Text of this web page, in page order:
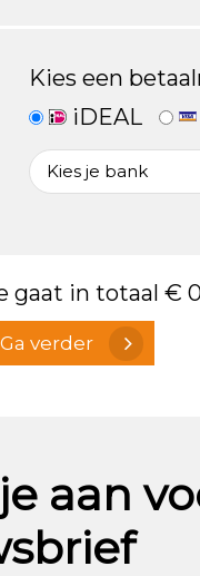
Kies een
iDEAL
gaat in totaal €
Ga verder
aan